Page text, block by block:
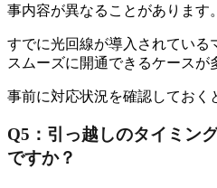
事内容が異なることがあります。
すでに光回線が導入されている
スムーズに開通できるケースが
事前に対応状況を確認しておく
Q5：引っ越しのタイミン
ですか？